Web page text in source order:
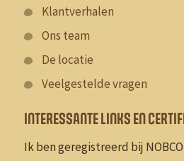
Klantverhalen
Ons team
De locatie
Veelgestelde vragen
INTERESSANTE LINKS EN
Ik ben geregistreerd bij NOBCO